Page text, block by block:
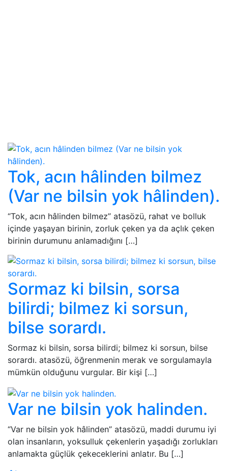
Tok, acın hâlinden bilmez
(Var ne bilsin yok hâlinden).
“Tok, acın hâlinden bilmez” atasözü, rahat ve bolluk
içinde yaşayan birinin, zorluk çeken ya da açlık çeken
birinin durumunu anlamadığını […]
Sormaz ki bilsin, sorsa
bilirdi; bilmez ki sorsun,
bilse sorardı.
Sormaz ki bilsin, sorsa bilirdi; bilmez ki sorsun, bilse
sorardı. atasözü, öğrenmenin merak ve sorgulamayla
mümkün olduğunu vurgular. Bir kişi […]
Var ne bilsin yok halinden.
“Var ne bilsin yok hâlinden” atasözü, maddi durumu iyi
olan insanların, yoksulluk çekenlerin yaşadığı zorlukları
anlamakta güçlük çekeceklerini anlatır. Bu […]